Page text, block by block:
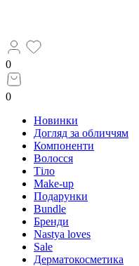
0
0
Новинки
Догляд за обличчям
Компоненти
Волосся
Тіло
Make-up
Подарунки
Bundle
Бренди
Nastya loves
Sale
Дерматокосметика